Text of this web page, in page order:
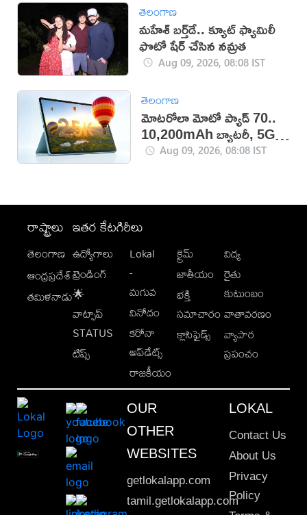
తెలంగాణ
మహేశ్‌ బర్త్‌డే.. క్యూట్‌ ఫ్యామిలీ
ఫొటో షేర్ చేసిన నమ్రత
Aug 09, 2026, 08:08 IST
తెలంగాణ
మోటరోలా మోటో ప్యాడ్ 70..
10,200mAh బ్యాటరీ, 5Gతో
కొత్త టాబ్లెట్ విడుదల
Aug 09, 2026, 08:08 IST
రాష్ట్రాలు
తెలంగాణ
ఆంధ్రప్రదేశ్
తమిళనాడు
ఇతర కేటగిరీలు
ఉద్యోగాలు
ట్రెండింగ్
🌟
వాట్సాప్
STATUS
టిప్స్
Lokal
-
మగువ
వినోదం
కరోనా
అప్‌డేట్స్
రాజకీయం
క్రైమ్
జాతీయం
భక్తి
సమాచారం
క్లాసిఫైడ్స్
విద్య
రైతు
కుటుంబం
వాతావరణం
వ్యాపార
ప్రపంచం
OUR
OTHER
WEBSITES
getlokalapp.com
tamil.getlokalapp.com
LOKAL
Contact Us
About Us
Privacy
Policy